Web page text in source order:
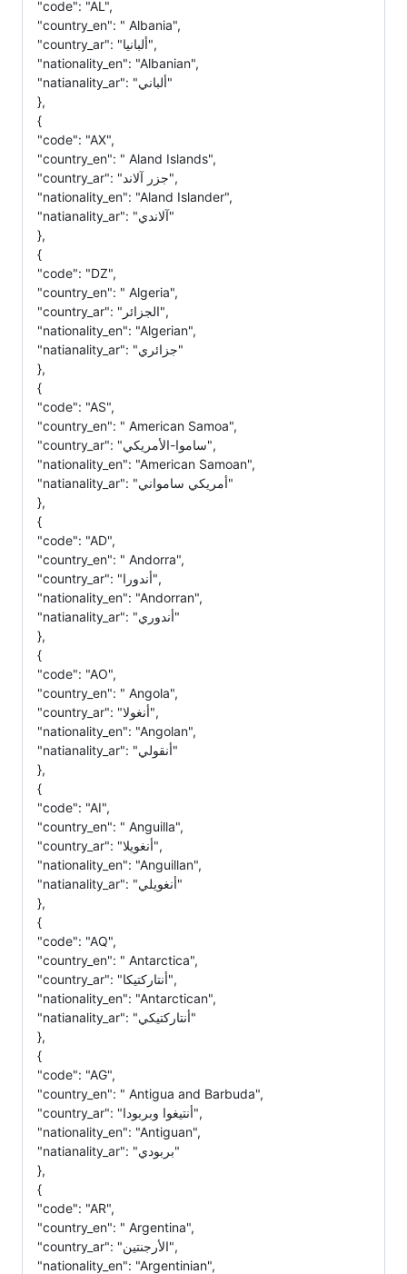
"code": "AL",
"country_en": " Albania",
"country_ar": "ألبانيا",
"nationality_en": "Albanian",
"natianality_ar": "ألباني"
},
{
"code": "AX",
"country_en": " Aland Islands",
"country_ar": "جزر آلاند",
"nationality_en": "Aland Islander",
"natianality_ar": "آلاندي"
},
{
"code": "DZ",
"country_en": " Algeria",
"country_ar": "الجزائر",
"nationality_en": "Algerian",
"natianality_ar": "جزائري"
},
{
"code": "AS",
"country_en": " American Samoa",
"country_ar": "ساموا-الأمريكي",
"nationality_en": "American Samoan",
"natianality_ar": "أمريكي سامواني"
},
{
"code": "AD",
"country_en": " Andorra",
"country_ar": "أندورا",
"nationality_en": "Andorran",
"natianality_ar": "أندوري"
},
{
"code": "AO",
"country_en": " Angola",
"country_ar": "أنغولا",
"nationality_en": "Angolan",
"natianality_ar": "أنقولي"
},
{
"code": "AI",
"country_en": " Anguilla",
"country_ar": "أنغويلا",
"nationality_en": "Anguillan",
"natianality_ar": "أنغويلي"
},
{
"code": "AQ",
"country_en": " Antarctica",
"country_ar": "أنتاركتيكا",
"nationality_en": "Antarctican",
"natianality_ar": "أنتاركتيكي"
},
{
"code": "AG",
"country_en": " Antigua and Barbuda",
"country_ar": "أنتيغوا وبربودا",
"nationality_en": "Antiguan",
"natianality_ar": "بربودي"
},
{
"code": "AR",
"country_en": " Argentina",
"country_ar": "الأرجنتين",
"nationality_en": "Argentinian",